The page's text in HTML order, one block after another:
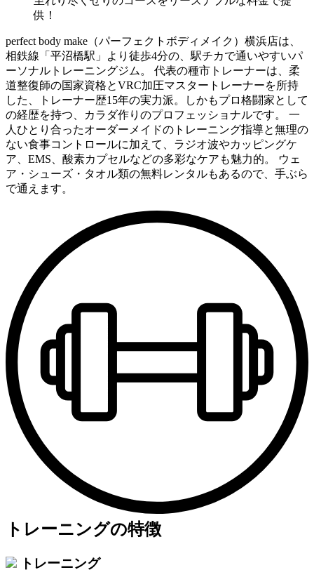
供！
perfect body make（パーフェクトボディメイク）横浜店は、
相鉄線「平沼橋駅」より徒歩4分の、駅チカで通いやすいパ
ーソナルトレーニングジム。 代表の種市トレーナーは、柔
道整復師の国家資格とVRC加圧マスタートレーナーを所持
した、トレーナー歴15年の実力派。しかもプロ格闘家として
の経歴を持つ、カラダ作りのプロフェッショナルです。 一
人ひとり合ったオーダーメイドのトレーニング指導と無理の
ない食事コントロールに加えて、ラジオ波やカッピングケ
ア、EMS、酸素カプセルなどの多彩なケアも魅力的。 ウェ
ア・シューズ・タオル類の無料レンタルもあるので、手ぶら
で通えます。
トレーニングの特徴
トレーニング